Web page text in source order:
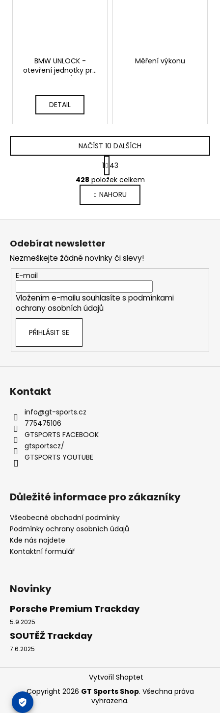
BMW UNLOCK -
otevření jednotky pro
vozy po 07/2020
DETAIL
Měření výkonu
O
v
l
á
d
p
r
v
k
y
u
NAČÍST 10 DALŠÍCH
S
t
r
á
n
k
1
43
428 položek celkem
NAHORU
Z
Odebírat newsletter
Nezmeškejte žádné novinky či slevy!
E-mail
Vložením e-mailu souhlasíte s podmínkami
ochrany osobních údajů
PŘIHLÁSIT SE
Kontakt
info@gt-sports.cz
775475106
GTSPORTS FACEBOOK
gtsportscz/
GTSPORTS YOUTUBE
Důležité informace pro zákazníky
Všeobecné obchodní podmínky
Podmínky ochrany osobních údajů
Kde nás najdete
Kontaktní formulář
Novinky
Porsche Premium Trackday
5.9.2025
SOUTĚŽ Trackday
7.6.2025
Vytvořil Shoptet
Copyright 2026 GT Sports Shop. Všechna práva
vyhrazena.